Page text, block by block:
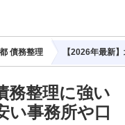
債務整理 【2026年最新
務整理に強い
い事務所や口